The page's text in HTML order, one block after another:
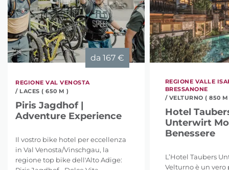
da 167 €
REGIONE VAL VENOSTA
/ LACES ( 650 M )
Piris Jagdhof |
Adventure Experience
Il vostro bike hotel per eccellenza
in Val Venosta/Vinschgau, la
regione top bike dell'Alto Adige:
REGIONE VALLE
BRESSANONE
/ VELTURNO ( 850
Hotel
Unterwirt
Benessere
L’Hotel Taubers
Velturno è un vero